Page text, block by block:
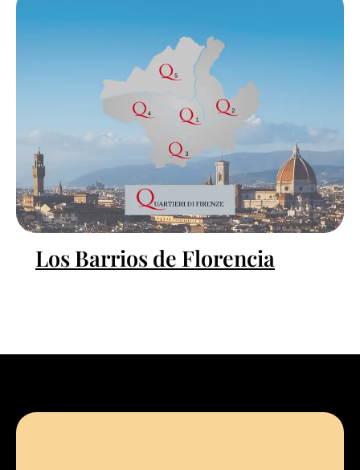
Los Barrios de Florencia